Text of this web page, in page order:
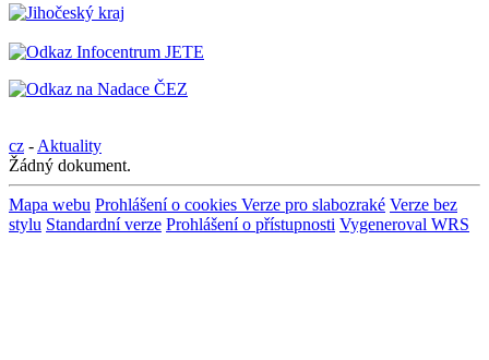
cz - Aktuality
Žádný dokument.
Mapa webu Prohlášení o cookies Verze pro slabozraké Verze bez
stylu Standardní verze Prohlášení o přístupnosti Vygeneroval WRS